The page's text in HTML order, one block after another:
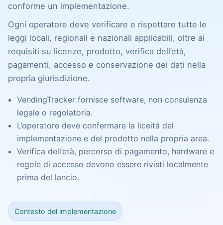
conforme un implementazione.
Ogni operatore deve verificare e rispettare tutte le
leggi locali, regionali e nazionali applicabili, oltre ai
requisiti su licenze, prodotto, verifica dell’età,
pagamenti, accesso e conservazione dei dati nella
propria giurisdizione.
VendingTracker fornisce software, non consulenza
legale o regolatoria.
L’operatore deve confermare la liceità del
implementazione e del prodotto nella propria area.
Verifica dell’età, percorso di pagamento, hardware e
regole di accesso devono essere rivisti localmente
prima del lancio.
Contesto del implementazione